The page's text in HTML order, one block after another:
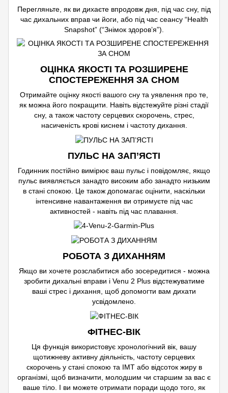
Перегляньте, як ви дихаєте впродовж дня, під час сну, під
час дихальних вправ чи йоги, або під час сеансу “Health
Snapshot” (“Знімок здоров’я”).
ОЦІНКА ЯКОСТІ ТА РОЗШИРЕНЕ
СПОСТЕРЕЖЕННЯ ЗА СНОМ
Отримайте оцінку якості вашого сну та уявлення про те,
як можна його покращити. Навіть відстежуйте різні стадії
сну, а також частоту серцевих скорочень, стрес,
насиченість крові киснем і частоту дихання.
ПУЛЬС НА ЗАП’ЯСТІ
Годинник постійно вимірює ваш пульс і повідомляє, якщо
пульс виявляється занадто високим або занадто низьким
в стані спокою. Це також допомагає оцінити, наскільки
інтенсивне навантаження ви отримуєте під час
активностей - навіть під час плавання.
РОБОТА З ДИХАННЯМ
Якщо ви хочете розслабитися або зосередитися - можна
зробити дихальні вправи і Venu 2 Plus відстежуватиме
ваші стрес і дихання, щоб допомогти вам дихати
усвідомлено.
ФІТНЕС-ВІК
Ця функція використовує хронологічний вік, вашу
щотижневу активну діяльність, частоту серцевих
скорочень у стані спокою та ІМТ або відсоток жиру в
організмі, щоб визначити, молодшим чи старшим за вас є
ваше тіло. І ви можете отримати поради щодо того, як